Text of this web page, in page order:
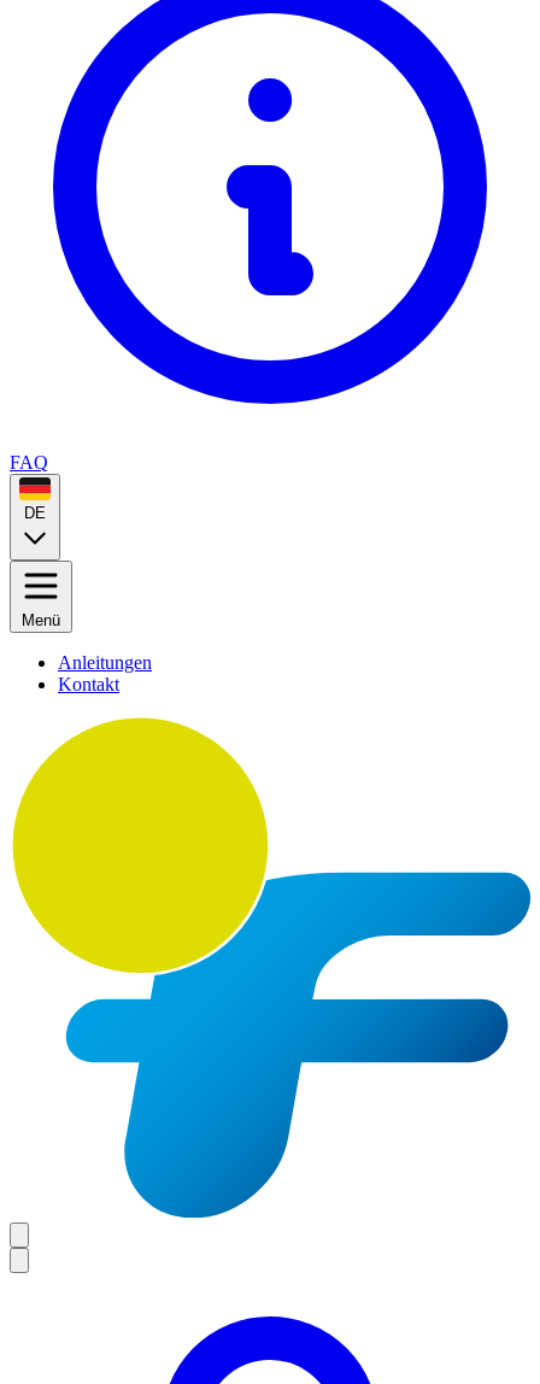
FAQ
DE
Menü
Anleitungen
Kontakt